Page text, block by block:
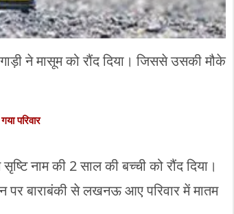
ने मासूम को रौंद दिया। जिससे उसकी मौके
परिवार
नाम की 2 साल की बच्ची को रौंद दिया।
पर बाराबंकी से लखनऊ आए परिवार में मातम